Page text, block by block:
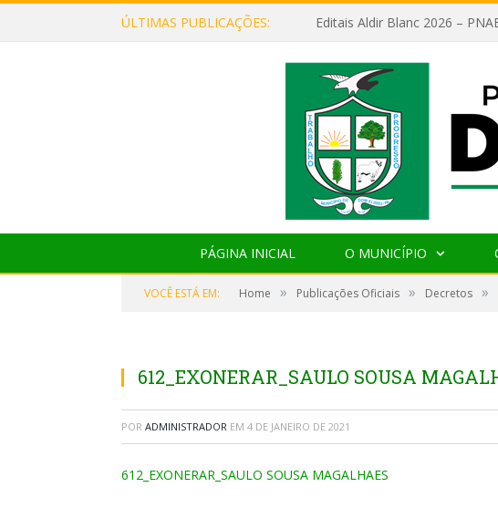
ÚLTIMAS PUBLICAÇÕES: Editais Aldir Blanc 2026 –
PÁGINA INICIAL O MUNICÍPIO
VOCÊ ESTÁ EM: Home » Publicações Oficiais » Decretos »
612_EXONERAR_SAULO SOUSA
POR ADMINISTRADOR EM 4 DE JANEIRO DE 2021
612_EXONERAR_SAULO SOUSA MAGALHAES